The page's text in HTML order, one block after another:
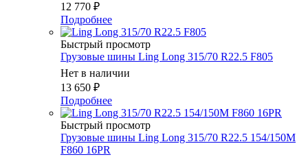
12 770 ₽
Подробнее
Быстрый просмотр
Грузовые шины Ling Long 315/70 R22.5 F805
Нет в наличии
13 650 ₽
Подробнее
Быстрый просмотр
Грузовые шины Ling Long 315/70 R22.5 154/150M
F860 16PR